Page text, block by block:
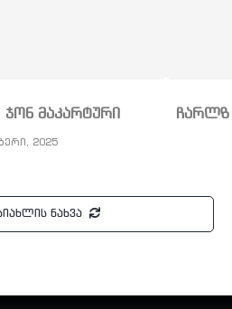
მაკარტური
2025
ჩარლზ
ნახვა